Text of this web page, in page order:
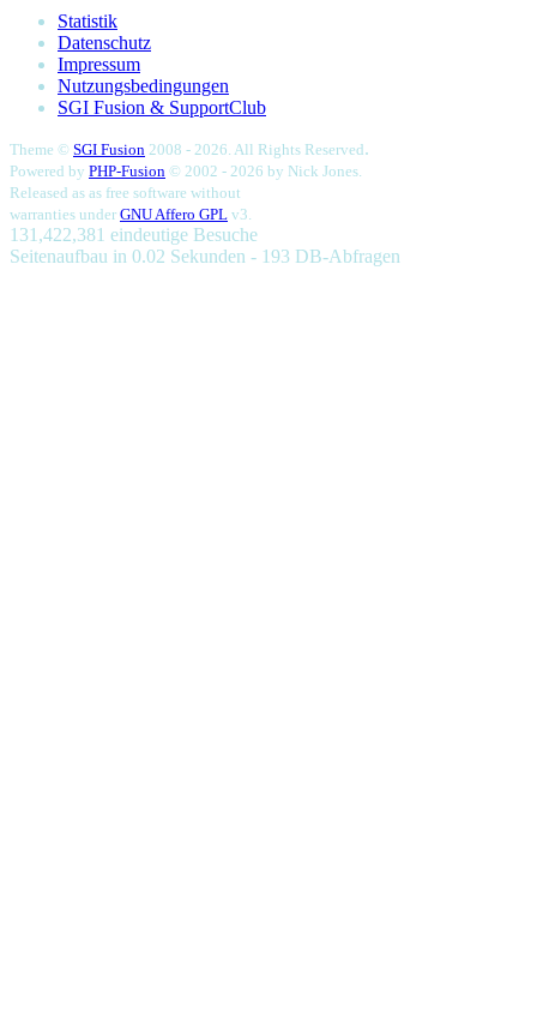
Statistik
Datenschutz
Impressum
Nutzungsbedingungen
SGI Fusion & SupportClub
Theme © SGI Fusion 2008 - 2026. All Rights Reserved.
Powered by PHP-Fusion © 2002 - 2026 by Nick Jones.
Released as as free software without
warranties under GNU Affero GPL v3.
131,422,381 eindeutige Besuche
Seitenaufbau in 0.02 Sekunden - 193 DB-Abfragen